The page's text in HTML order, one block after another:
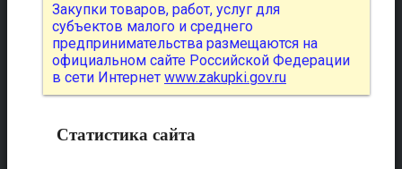
Закупки товаров, работ, услуг для
субъектов малого и среднего
предпринимательства размещаются на
официальном сайте Российской Федерации
в сети Интернет www.zakupki.gov.ru
Статистика сайта